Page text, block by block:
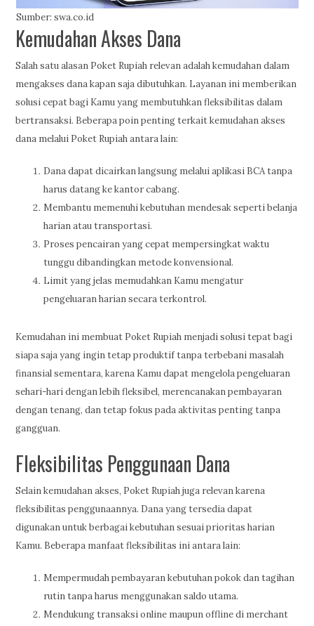
Sumber: swa.co.id
Kemudahan Akses Dana
Salah satu alasan Poket Rupiah relevan adalah kemudahan dalam
mengakses dana kapan saja dibutuhkan. Layanan ini memberikan
solusi cepat bagi Kamu yang membutuhkan fleksibilitas dalam
bertransaksi. Beberapa poin penting terkait kemudahan akses
dana melalui Poket Rupiah antara lain:
Dana dapat dicairkan langsung melalui aplikasi BCA tanpa
harus datang ke kantor cabang.
Membantu memenuhi kebutuhan mendesak seperti belanja
harian atau transportasi.
Proses pencairan yang cepat mempersingkat waktu
tunggu dibandingkan metode konvensional.
Limit yang jelas memudahkan Kamu mengatur
pengeluaran harian secara terkontrol.
Kemudahan ini membuat Poket Rupiah menjadi solusi tepat bagi
siapa saja yang ingin tetap produktif tanpa terbebani masalah
finansial sementara, karena Kamu dapat mengelola pengeluaran
sehari-hari dengan lebih fleksibel, merencanakan pembayaran
dengan tenang, dan tetap fokus pada aktivitas penting tanpa
gangguan.
Fleksibilitas Penggunaan Dana
Selain kemudahan akses, Poket Rupiah juga relevan karena
fleksibilitas penggunaannya. Dana yang tersedia dapat
digunakan untuk berbagai kebutuhan sesuai prioritas harian
Kamu. Beberapa manfaat fleksibilitas ini antara lain:
Mempermudah pembayaran kebutuhan pokok dan tagihan
rutin tanpa harus menggunakan saldo utama.
Mendukung transaksi online maupun offline di merchant